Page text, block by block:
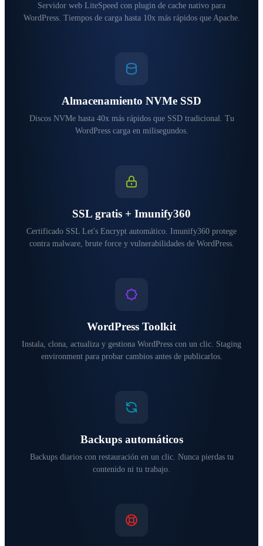
Servidor web LiteSpeed con plugin de cache nativo para
WordPress. Tiempos de carga hasta 10x más rápidos que Apache.
Almacenamiento NVMe SSD
Discos NVMe hasta 40x más rápidos que SSD tradicional. Tu
WordPress carga en milisegundos.
SSL gratis + Imunify360
Certificado SSL Let's Encrypt automático. Imunify360 protege
contra malware, brute force y vulnerabilidades de WordPress.
WordPress Toolkit
Instala, clona, actualiza y gestiona WordPress con un clic. Staging
environment para probar cambios antes de publicarlos.
Backups automáticos
Backups diarios con restauración en un clic. Nunca pierdas tu
contenido ni tu trabajo.